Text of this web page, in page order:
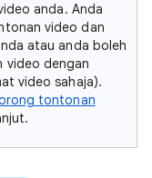
anda. Anda
video dan
atau anda boleh
video dengan
video sahaja).
tontonan